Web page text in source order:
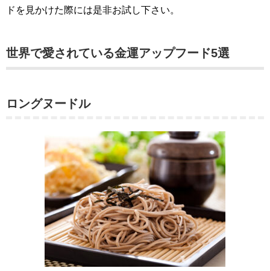
ドを見かけた際には是非お試し下さい。
世界で愛されている金運アップフード5選
ロングヌードル